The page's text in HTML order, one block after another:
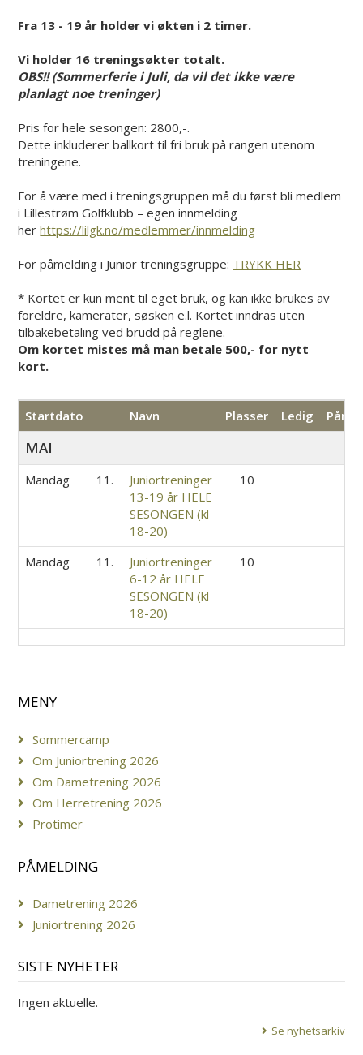
Fra 13 - 19 år holder vi økten i 2 timer.
Vi holder 16 treningsøkter totalt.
OBS!! (Sommerferie i Juli, da vil det ikke være
planlagt noe treninger)
Pris for hele sesongen: 2800,-.
Dette inkluderer ballkort til fri bruk på rangen utenom
treningene.
For å være med i treningsgruppen må du først bli medlem
i Lillestrøm Golfklubb – egen innmelding
herhttps://lilgk.no/medlemmer/innmelding
For påmelding i Junior treningsgruppe: TRYKK HER
* Kortet er kun ment til eget bruk, og kan ikke brukes av
foreldre, kamerater, søsken e.l. Kortet inndras uten
tilbakebetaling ved brudd på reglene.
Om kortet mistes må man betale 500,- for nytt
kort.
Startdato Navn Plasser Ledig
MAI
Mandag 11.
Juniortreninger
13-19 år HELE
SESONGEN (kl
18-20)
10
Mandag 11.
Juniortreninger
6-12 år HELE
SESONGEN (kl
18-20)
10
MENY
Sommercamp
Om Juniortrening 2026
Om Dametrening 2026
Om Herretrening 2026
Protimer
PÅMELDING
Dametrening 2026
Juniortrening 2026
SISTE NYHETER
Ingen aktuelle.
Se nyhetsarkiv